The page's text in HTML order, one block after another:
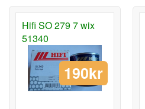
Hifi SO 279 7 wix
51340
190kr